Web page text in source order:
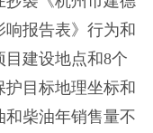
报告表》行为和
建设地点和8个
目标地理坐标和
柴油年销售量不